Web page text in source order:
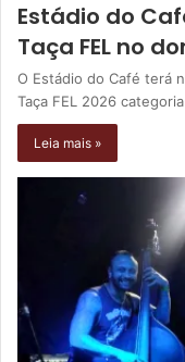
Estádio do
Taça FEL no
O Estádio do Café terá
Taça FEL 2026
Leia mais »